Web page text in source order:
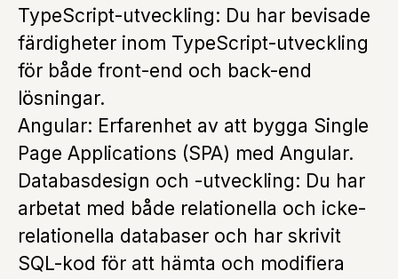
TypeScript-utveckling: Du har bevisade
färdigheter inom TypeScript-utveckling
för både front-end och back-end
lösningar.
Angular: Erfarenhet av att bygga Single
Page Applications (SPA) med Angular.
Databasdesign och -utveckling: Du har
arbetat med både relationella och icke-
relationella databaser och har skrivit
SQL-kod för att hämta och modifiera